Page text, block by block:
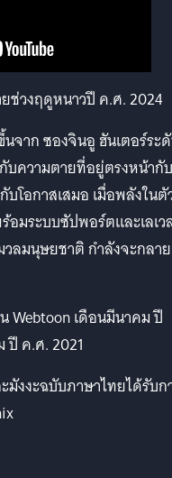
ช่วงฤดูหนาวปี ค.ศ. 2024
นจาก ซองจินอู ฮันเตอร์ระ
บความตายที่อยู่ตรงหน้ากับ
โอกาสเสมอ เมื่อพลังในตั
มระบบซัปพอร์ตและเลเว
ลมนุษยชาติ กำลังจะกลาย
Webtoon เดือนมีนาคม ปี
ปี ค.ศ. 2021
งงะฉบับภาษาไทยได้รับก